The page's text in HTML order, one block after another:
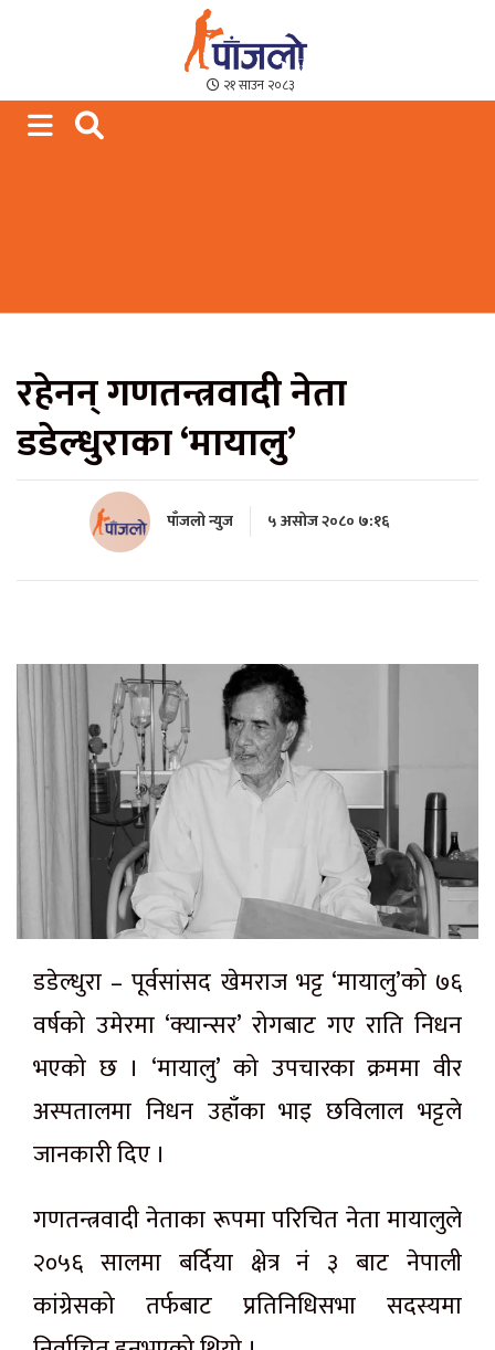
Paajalo News
We are from Far West Nepal
२१ साउन २०८३
रहेनन् गणतन्त्रवादी नेता
डडेल्धुराका ‘मायालु’
पाँजलो न्युज ५ असोज २०८० ७:१६
डडेल्धुरा – पूर्वसांसद खेमराज भट्ट ‘मायालु’को ७६
वर्षको उमेरमा ‘क्यान्सर’ रोगबाट गए राति निधन
भएको छ । ‘मायालु’ को उपचारका क्रममा वीर
अस्पतालमा निधन उहाँका भाइ छविलाल भट्टले
जानकारी दिए ।
गणतन्त्रवादी नेताका रूपमा परिचित नेता मायालुले
२०५६ सालमा बर्दिया क्षेत्र नं ३ बाट नेपाली
कांग्रेसको तर्फबाट प्रतिनिधिसभा सदस्यमा